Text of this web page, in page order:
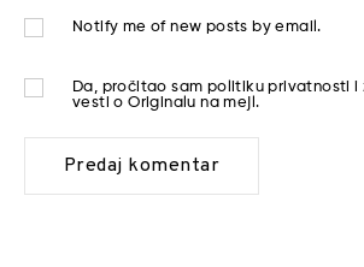
Notify me of new posts by email.
Da, pročitao sam politiku privatnosti
vesti o Originalu na mejl.